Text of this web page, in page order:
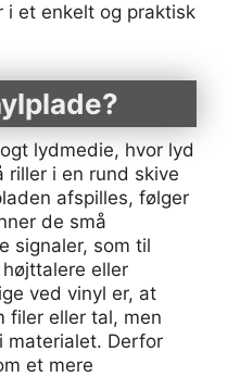
i et enkelt og praktisk
lydmedie, hvor lyd
riller i en rund skive
afspilles, følger
de små
signaler, som til
eller
ved vinyl er, at
filer eller tal, men
materialet. Derfor
et mere